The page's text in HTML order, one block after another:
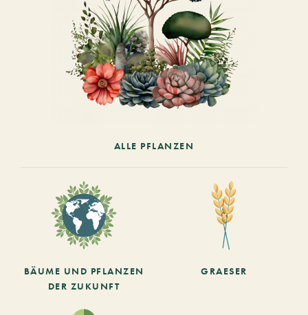
ALLE PFLANZEN
BÄUME UND PFLANZEN
DER ZUKUNFT
GRAESER